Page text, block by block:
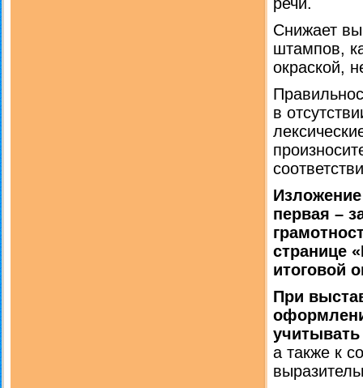
Снижает
штампов,
окраской,
в
первая –
странице
итоговой
При
учитывать
а также к